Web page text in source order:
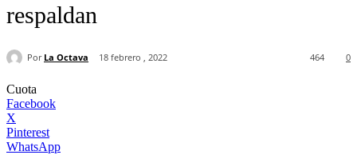
respaldan
Por La Octava 18 febrero , 2022 0
464
Cuota
Facebook
X
Pinterest
WhatsApp